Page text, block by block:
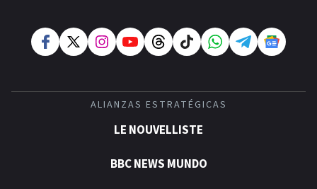
ALIANZAS ESTRATÉGICAS
LE NOUVELLISTE
BBC NEWS MUNDO